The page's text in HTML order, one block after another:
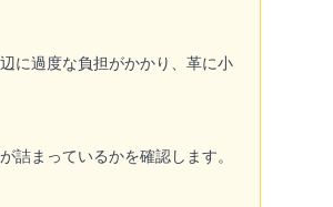
に過度な負担がかかり、革に小
まっているかを確認します。